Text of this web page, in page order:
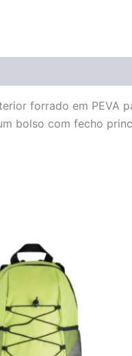
forrado em
bolso com fecho